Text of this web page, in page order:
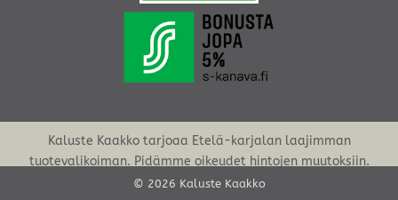
Kaluste Kaakko tarjoaa Etelä-karjalan laajimman
tuotevalikoiman. Pidämme oikeudet hintojen muutoksiin.
© 2026 Kaluste Kaakko